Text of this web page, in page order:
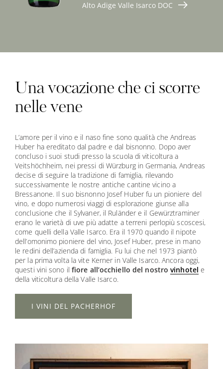
Alto Adige Valle Isarco DOC
Kerner, Riesling, Sauvignon e Grüner Veltliner raccolte a
piacevole nota amara sul finale.
Un vino straordinariamente intenso.
piacevolmente i sensi.
note di pesca bianca e pompelmo.
base di funghi e formaggi.
ALLA SCHEDA DEL VINO
fresco al palato.
lieviti fini in cisterne d’acciaio e in grandi botti di legno.
ALLA SCHEDA DEL VINO
che nasce un vino bianco giovane e secco, con le
Una vocazione che ci scorre
nelle vene
L’amore per il vino e il naso fine sono qualità che Andreas
Huber ha ereditato dal padre e dal bisnonno. Dopo aver
concluso i suoi studi presso la scuola di viticoltura a
Veitshöchheim, nei pressi di Würzburg in Germania, Andreas
decise di seguire la tradizione di famiglia, rilevando
successivamente le nostre antiche cantine vicino a
Bressanone. Il suo bisnonno Josef Huber fu un pioniere del
vino, e dopo numerosi viaggi di esplorazione giunse alla
conclusione che il Sylvaner, il Ruländer e il Gewürztraminer
erano le varietà di uve più adatte a terreni perlopiù scoscesi,
come quelli della Valle Isarco. Era il 1970 quando il nipote
dell’omonimo pioniere del vino, Josef Huber, prese in mano
le redini dell’azienda di famiglia. Fu lui che nel 1973 piantò
per la prima volta la vite Kerner in Valle Isarco. Ancora oggi,
questi vini sono il fiore all’occhiello del nostrovinhotel e
della viticoltura della Valle Isarco.
I VINI DEL PACHERHOF